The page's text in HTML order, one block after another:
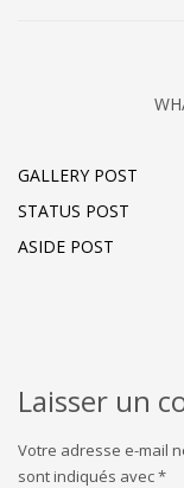
GALLERY POST
STATUS POST
ASIDE POST
Laisser un
Votre adresse e-mail
sont indiqués avec*